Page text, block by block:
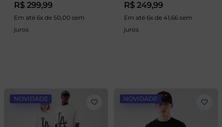
R$ 299,99
Em até 6x de 50,00 sem
juros
R$ 249,99
Em até 6x de 41,66 sem
juros
NOVIDADE NOVIDADE